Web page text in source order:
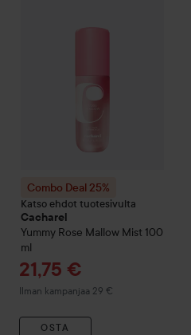
Combo Deal 25%
Katso ehdot tuotesivulta
Cacharel
Yummy Rose Mallow Mist 100
ml
Tarjoushinta
21,75 €
Ilman kampanjaa 29 €
OSTA